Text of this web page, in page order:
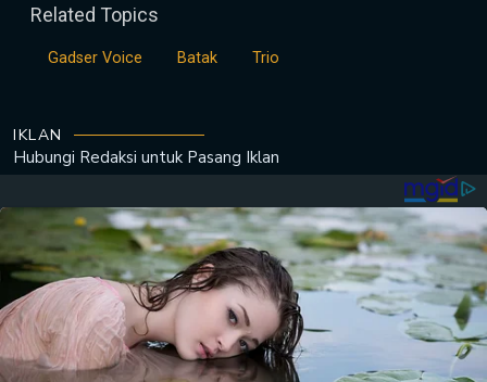
Related Topics
Gadser Voice Batak Trio
IKLAN
Hubungi Redaksi untuk Pasang Iklan